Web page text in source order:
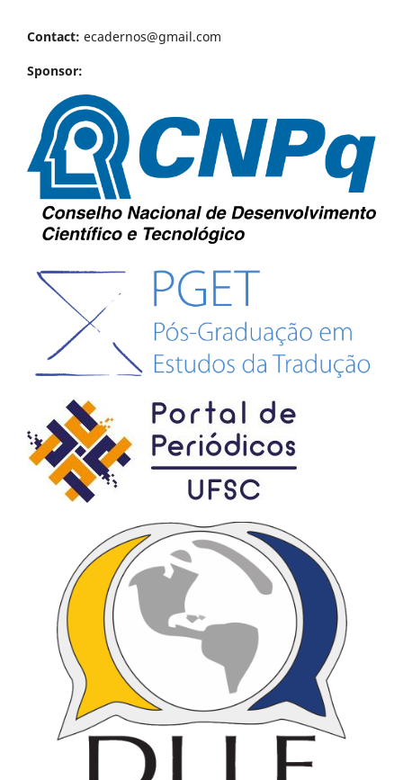
Contact: ecadernos@gmail.com
Sponsor: